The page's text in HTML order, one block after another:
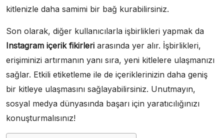
kitlenizle daha samimi bir bağ kurabilirsiniz.
Son olarak, diğer kullanıcılarla işbirlikleri yapmak da
Instagram içerik fikirleri arasında yer alır. İşbirlikleri,
erişiminizi artırmanın yanı sıra, yeni kitlelere ulaşmanızı
sağlar. Etkili etiketleme ile de içeriklerinizin daha geniş
bir kitleye ulaşmasını sağlayabilirsiniz. Unutmayın,
sosyal medya dünyasında başarı için yaratıcılığınızı
konuşturmalısınız!